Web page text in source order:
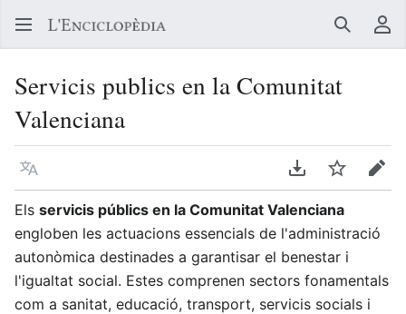
Buscar
Servicis publics en la Comunitat
Valenciana
Llegir en un atre idioma Descarregar en
Vigilar
Els servicis públics en la Comunitat Valenciana
engloben les actuacions essencials de l'administració
autonòmica destinades a garantisar el benestar i
l'igualtat social. Estes comprenen sectors fonamentals
com a sanitat, educació, transport, servicis socials i